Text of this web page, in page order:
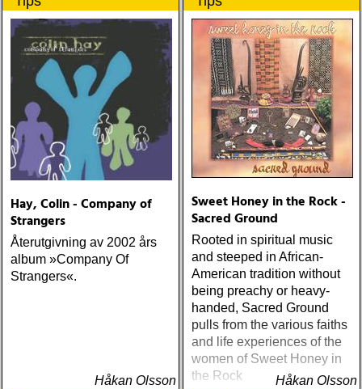
Hay, Colin - Company of
Strangers
Återutgivning av 2002 års
album »Company Of
Strangers«.
Håkan Olsson
Sweet Honey in the Rock -
Sacred Ground
Rooted in spiritual music
and steeped in African-
American tradition without
being preachy or heavy-
handed, Sacred Ground
pulls from the various faiths
and life experiences of the
women of Sweet Honey in
the Rock
Håkan Olsson